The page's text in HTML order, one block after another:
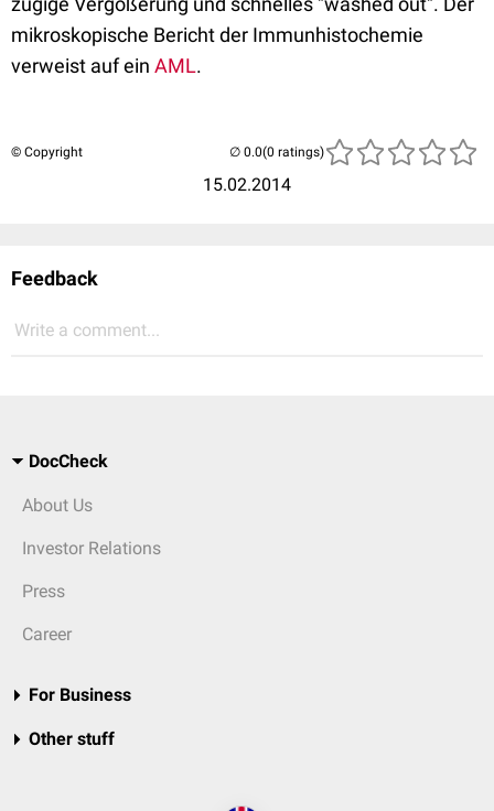
mikroskopische Bericht der Immunhistochemie
verweist auf ein AML.
© Copyright
15.02.2014
(0 ratings)
Feedback
Write a comment...
DocCheck
About Us
Investor Relations
Press
Career
For Business
Other stuff